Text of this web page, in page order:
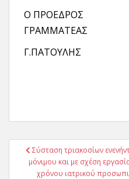
Ο ΠΡΟΕΔΡΟΣ
ΓΡΑΜΜΑΤΕΑΣ
Γ.ΠΑΤΟΥΛΗΣ
Πλοήγηση
άρθρων
Σύσταση τριακοσίων
μόνιμου και με σχέση
χρόνου ιατρικού